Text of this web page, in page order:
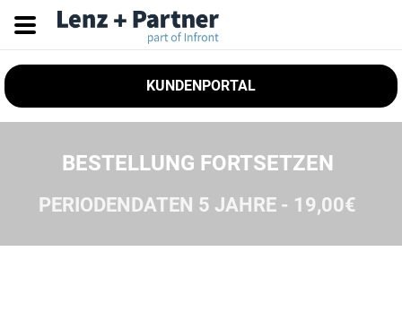
KUNDENPORTAL
BESTELLUNG FORTSETZEN
PERIODENDATEN 5 JAHRE - 19,00€